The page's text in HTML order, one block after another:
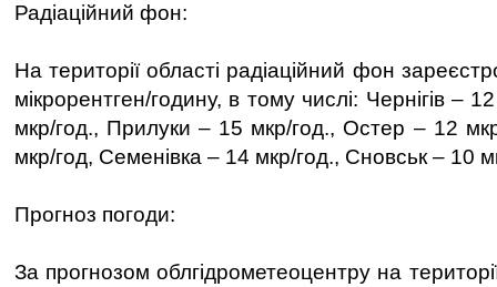
Радіаційний фон:
На території області радіаційний фон
мікрорентген/годину, в тому числі: Чернігів –
мкр/год., Прилуки – 15 мкр/год., Остер – 12
мкр/год, Семенівка – 14 мкр/год., Сновськ – 10
Прогноз погоди:
За прогнозом облгідрометеоцентру на